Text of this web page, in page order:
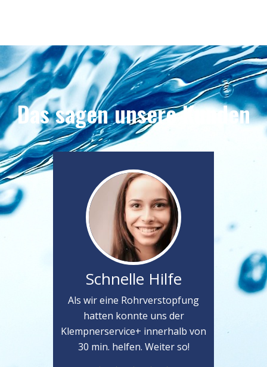
Das sagen unsere Kunden
Schnelle Hilfe
Als wir eine Rohrverstopfung
hatten konnte uns der
Klempnerservice+ innerhalb von
30 min. helfen. Weiter so!